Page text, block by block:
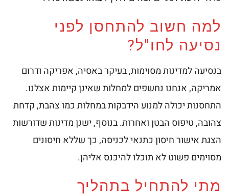
למה חשוב להתחסן לפני
נסיעה לחו"ל?
בנסיעה למדינות מסוימות, בעיקר באסיה, אפריקה ודרום
אמריקה, אנחנו נחשפים למחלות שאינן קיימות אצלנו.
התחסנות יכולה למנוע הידבקות במחלות כמו צהבת, קדחת
צהובה, טיפוס הבטן ואחרות. בנוסף, ישנן מדינות שדורשות
הצגת אישור חיסון כתנאי לכניסה, כך שללא חיסונים
מסוימים פשוט לא תוכלו להיכנס אליהן.
מתי להתחיל בתהליך